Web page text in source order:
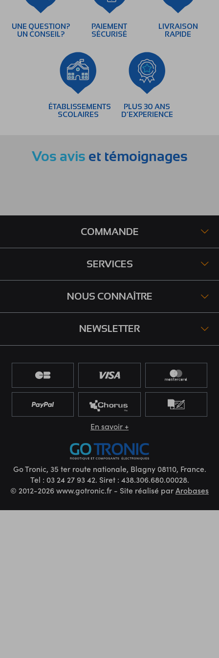
UNE QUESTION?
UN CONSEIL?
PAIEMENT
SÉCURISÉ
LIVRAISON
RAPIDE
ÉTABLISSEMENTS
SCOLAIRES
PLUS 30 ANS
D’EXPERIENCE
Vos avis et témoignages
COMMANDE
SERVICES
NOUS CONNAÎTRE
NEWSLETTER
En savoir +
Go Tronic, 35 ter route nationale, Blagny 08110, France.
Tel : 03 24 27 93 42. Siret : 438.306.680.00028.
© 2012-2026 www.gotronic.fr - Site réalisé parArobases